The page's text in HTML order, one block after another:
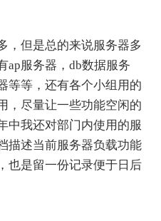
，但是总的来说服务器多
ap服务器，db数据服务
等等，还有各个小组用的
，尽量让一些功能空闲的
中我还对部门内使用的服
描述当前服务器负载功能
也是留一份记录便于日后